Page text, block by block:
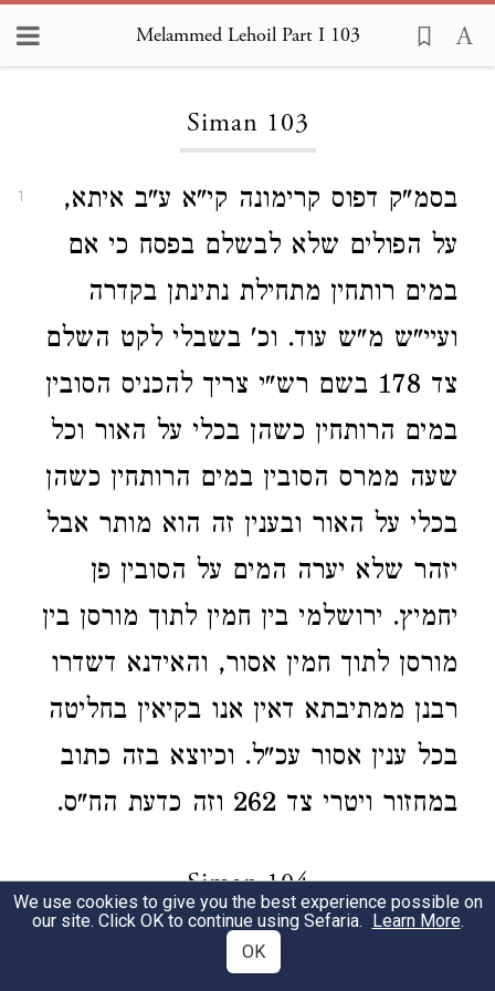
Melammed Lehoil Part I 103
Siman 103
1
בסמ"ק דפוס קרימונה קי"א ע"ב איתא,
על הפולים שלא לבשלם בפסח כי אם
במים רותחין מתחילת נתינתן בקדרה
ועיי"ש מ"ש עוד. וכ' בשבלי לקט השלם
צד 178 בשם רש"י צריך להכניס הסובין
במים הרותחין כשהן בכלי על האור וכל
שעה ממרס הסובין במים הרותחין כשהן
בכלי על האור ובענין זה הוא מותר אבל
יזהר שלא יערה המים על הסובין פן
יחמיץ. ירושלמי בין חמין לתוך מורסן בין
מורסן לתוך חמין אסור, והאידנא דשדרו
רבנן ממתיבתא דאין אנו בקיאין בחליטה
בכל ענין אסור עכ"ל. וכיוצא בזה כתוב
במחזור ויטרי צד 262 וזה כדעת הח"ס.
Siman 104
לענין הצוקקער בפסח הכל ערוך בספר
We use cookies to give you the best experience possible on
our site. Click OK to continue using Sefaria. Learn More.
OK